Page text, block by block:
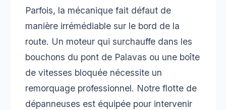
Parfois, la mécanique fait défaut de
manière irrémédiable sur le bord de la
route. Un moteur qui surchauffe dans les
bouchons du pont de Palavas ou une boîte
de vitesses bloquée nécessite un
remorquage professionnel. Notre flotte de
dépanneuses est équipée pour intervenir